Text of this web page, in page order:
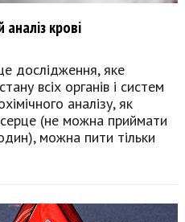
крові
дослідження, яке
всіх органів і систем
аналізу, як
(не можна приймати
можна пити тільки